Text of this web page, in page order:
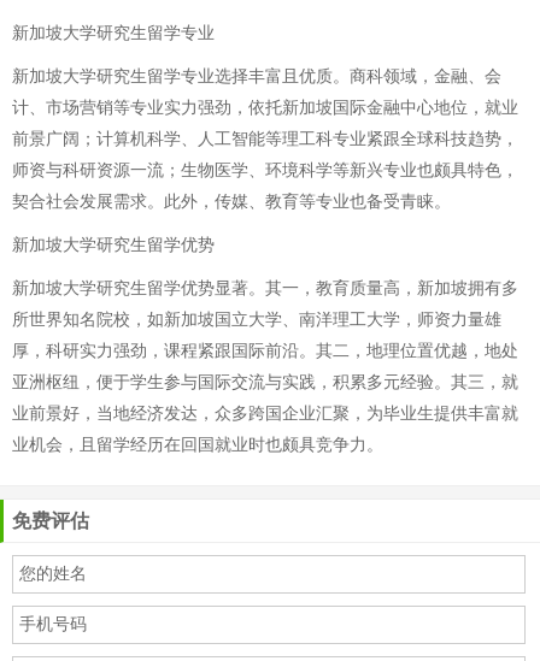
新加坡大学研究生留学专业
新加坡大学研究生留学专业选择丰富且优质。商科领域，金融、会
计、市场营销等专业实力强劲，依托新加坡国际金融中心地位，就业
前景广阔；计算机科学、人工智能等理工科专业紧跟全球科技趋势，
师资与科研资源一流；生物医学、环境科学等新兴专业也颇具特色，
契合社会发展需求。此外，传媒、教育等专业也备受青睐。
新加坡大学研究生留学优势
新加坡大学研究生留学优势显著。其一，教育质量高，新加坡拥有多
所世界知名院校，如新加坡国立大学、南洋理工大学，师资力量雄
厚，科研实力强劲，课程紧跟国际前沿。其二，地理位置优越，地处
亚洲枢纽，便于学生参与国际交流与实践，积累多元经验。其三，就
业前景好，当地经济发达，众多跨国企业汇聚，为毕业生提供丰富就
业机会，且留学经历在回国就业时也颇具竞争力。
免费评估